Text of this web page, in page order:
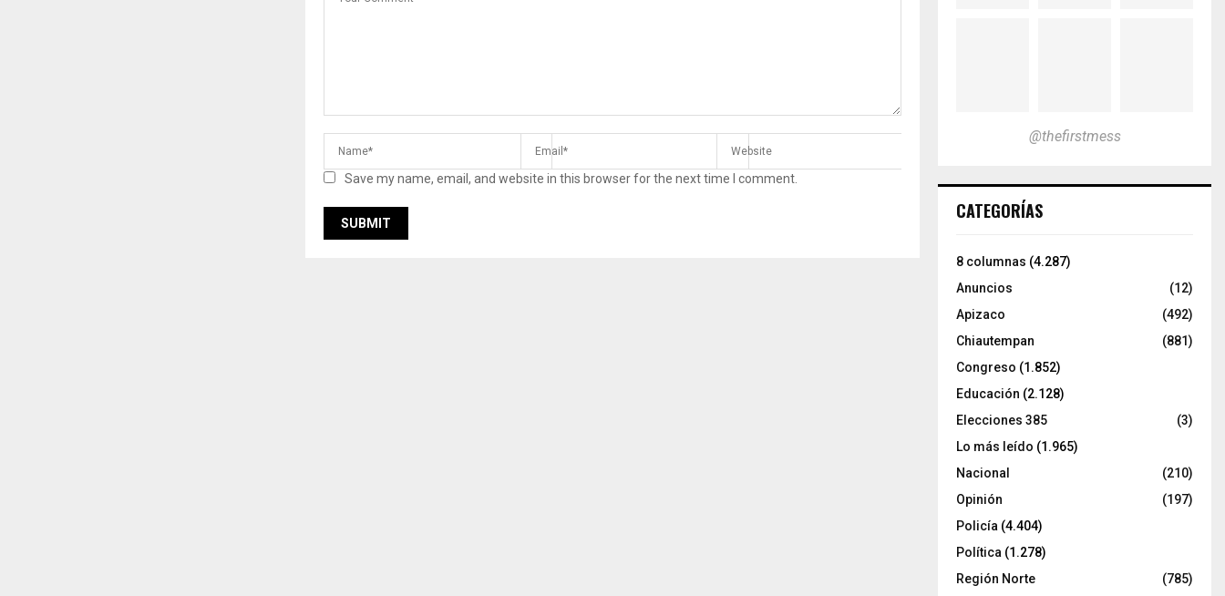
Save my name, email, and website in this browser for the next time I comment.
@thefirstmess
CATEGORÍAS
8 columnas (4.287)
Anuncios
(12)
Apizaco
(492)
Chiautempan
(881)
Congreso (1.852)
Educación (2.128)
Elecciones 385
(3)
Lo más leído (1.965)
Nacional
(210)
Opinión
(197)
Policía (4.404)
Política (1.278)
Región Norte
(785)